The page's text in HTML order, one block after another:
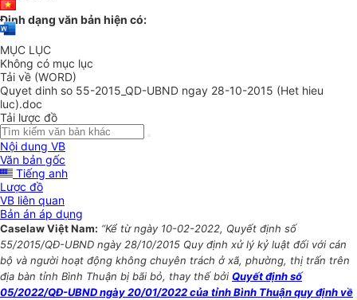
Định dạng văn bản hiện có:
MỤC LỤC
Không có mục lục
Tải về (WORD)
Quyet dinh so 55-2015_QD-UBND ngay 28-10-2015 (Het hieu
luc).doc
Tải lược đồ
Nội dung VB
Văn bản gốc
Tiếng anh
Lược đồ
VB liên quan
Bản án áp dụng
Caselaw Việt Nam: “Kể từ ngày 10-02-2022, Quyết định số
55/2015/QĐ-UBND ngày 28/10/2015 Quy định xử lý kỷ luật đối với cán
bộ và người hoạt động không chuyên trách ở xã, phường, thị trấn trên
địa bàn tỉnh Bình Thuận bị bãi bỏ, thay thế bởi Quyết định số
05/2022/QĐ-UBND ngày 20/01/2022 của tỉnh Bình Thuận quy định về